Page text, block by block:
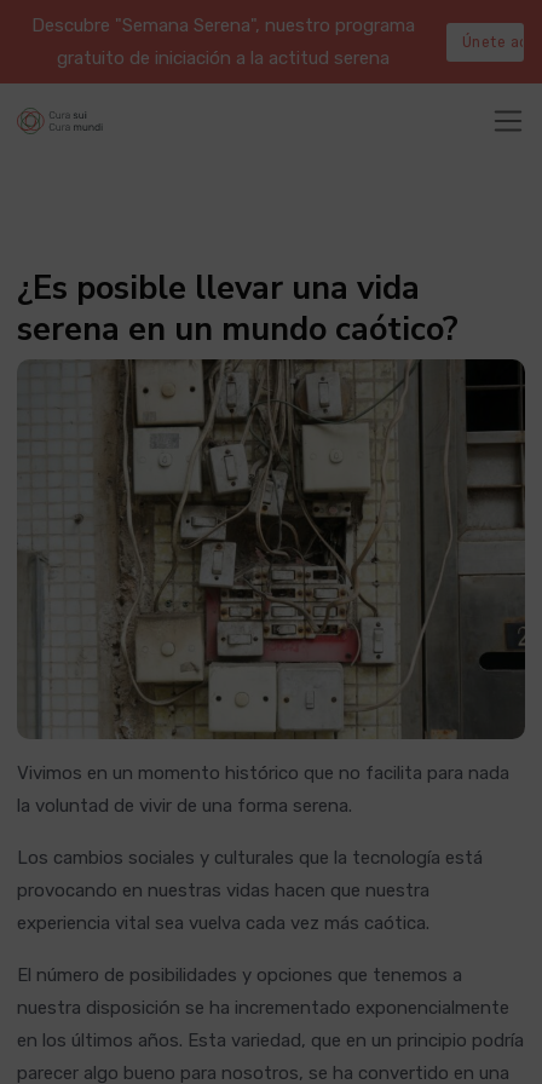
Descubre "Semana Serena", nuestro programa
gratuito de iniciación a la actitud serena
Únete aquí
¿Es posible llevar una vida
serena en un mundo caótico?
Vivimos en un momento histórico que no facilita para nada
la voluntad de vivir de una forma serena.
Los cambios sociales y culturales que la tecnología está
provocando en nuestras vidas hacen que nuestra
experiencia vital sea vuelva cada vez más caótica.
El número de posibilidades y opciones que tenemos a
nuestra disposición se ha incrementado exponencialmente
en los últimos años. Esta variedad, que en un principio podría
parecer algo bueno para nosotros, se ha convertido en una